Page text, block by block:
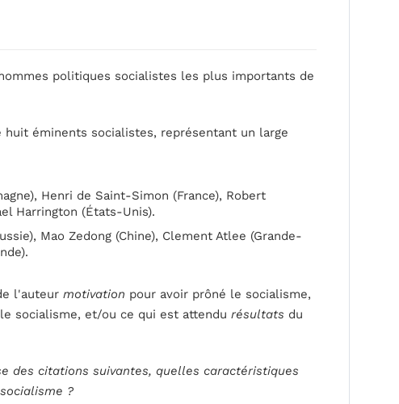
politiques socialistes les plus importants de
éminents socialistes, représentant un large
Henri de Saint-Simon (France), Robert
Harrington (États-Unis).
Mao Zedong (Chine), Clement Atlee (Grande-
l'auteur motivation pour avoir prôné le socialisme,
socialisme, et/ou ce qui est attendu résultats du
des citations suivantes, quelles caractéristiques
?